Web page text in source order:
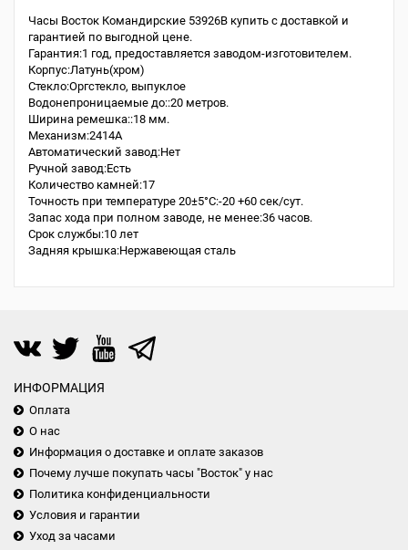
Часы Восток Командирские 53926B купить с доставкой и
гарантией по выгодной цене.
Гарантия:1 год, предоставляется заводом-изготовителем.
Корпус:Латунь(хром)
Стекло:Оргстекло, выпуклое
Водонепроницаемые до::20 метров.
Ширина ремешка::18 мм.
Механизм:2414A
Автоматический завод:Нет
Ручной завод:Есть
Количество камней:17
Точность при температуре 20±5°С:-20 +60 сек/сут.
Запас хода при полном заводе, не менее:36 часов.
Срок службы:10 лет
Задняя крышка:Нержавеющая сталь
ИНФОРМАЦИЯ
Оплата
О нас
Информация о доставке и оплате заказов
Почему лучше покупать часы "Восток" у нас
Политика конфиденциальности
Условия и гарантии
Уход за часами